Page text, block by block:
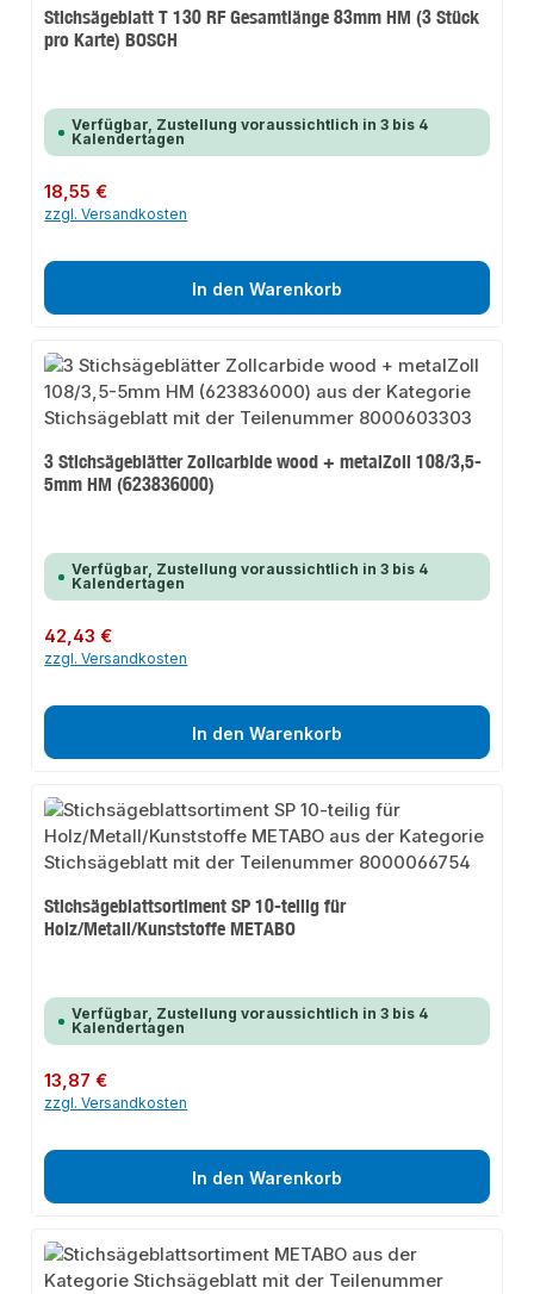
Stichsägeblatt T 130 RF Gesamtlänge 83mm HM (3 Stück
pro Karte) BOSCH
Verfügbar, Zustellung voraussichtlich in 3 bis 4
Kalendertagen
Regulärer Preis:
18,55 €
zzgl. Versandkosten
In den Warenkorb
3 Stichsägeblätter Zollcarbide wood + metalZoll 108/3,5-
5mm HM (623836000)
Verfügbar, Zustellung voraussichtlich in 3 bis 4
Kalendertagen
Regulärer Preis:
42,43 €
zzgl. Versandkosten
In den Warenkorb
Stichsägeblattsortiment SP 10-teilig für
Holz/Metall/Kunststoffe METABO
Verfügbar, Zustellung voraussichtlich in 3 bis 4
Kalendertagen
Regulärer Preis:
13,87 €
zzgl. Versandkosten
In den Warenkorb